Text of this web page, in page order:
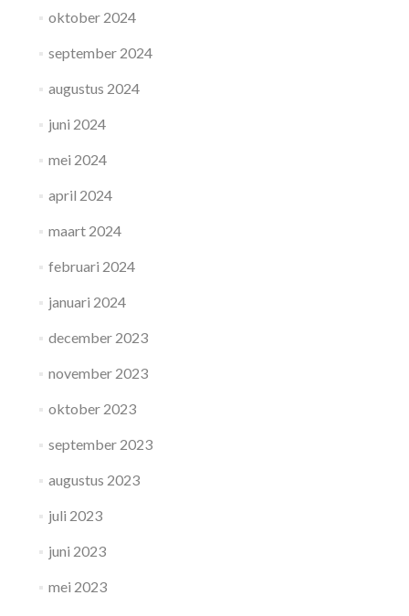
oktober 2024
september 2024
augustus 2024
juni 2024
mei 2024
april 2024
maart 2024
februari 2024
januari 2024
december 2023
november 2023
oktober 2023
september 2023
augustus 2023
juli 2023
juni 2023
mei 2023